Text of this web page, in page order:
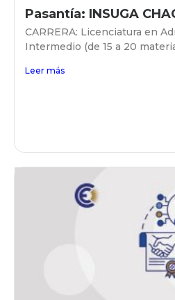
Pasantía: INSUGA
CARRERA: Licenciatura en
Intermedio (de 15 a 20
Leer más